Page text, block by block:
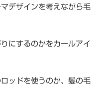
デザインを考えながら毛
にするのかをカールアイ
ッドを使うのか、髪の毛